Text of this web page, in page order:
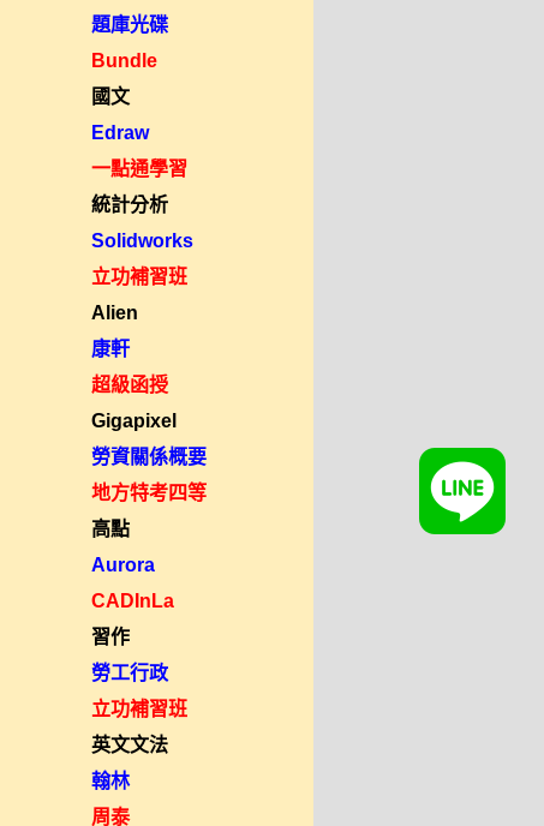
題庫光碟
Bundle
國文
Edraw
一點通學習
統計分析
Solidworks
立功補習班
Alien
康軒
超級函授
Gigapixel
勞資關係概要
地方特考四等
高點
Aurora
CADInLa
習作
勞工行政
立功補習班
英文文法
翰林
周泰